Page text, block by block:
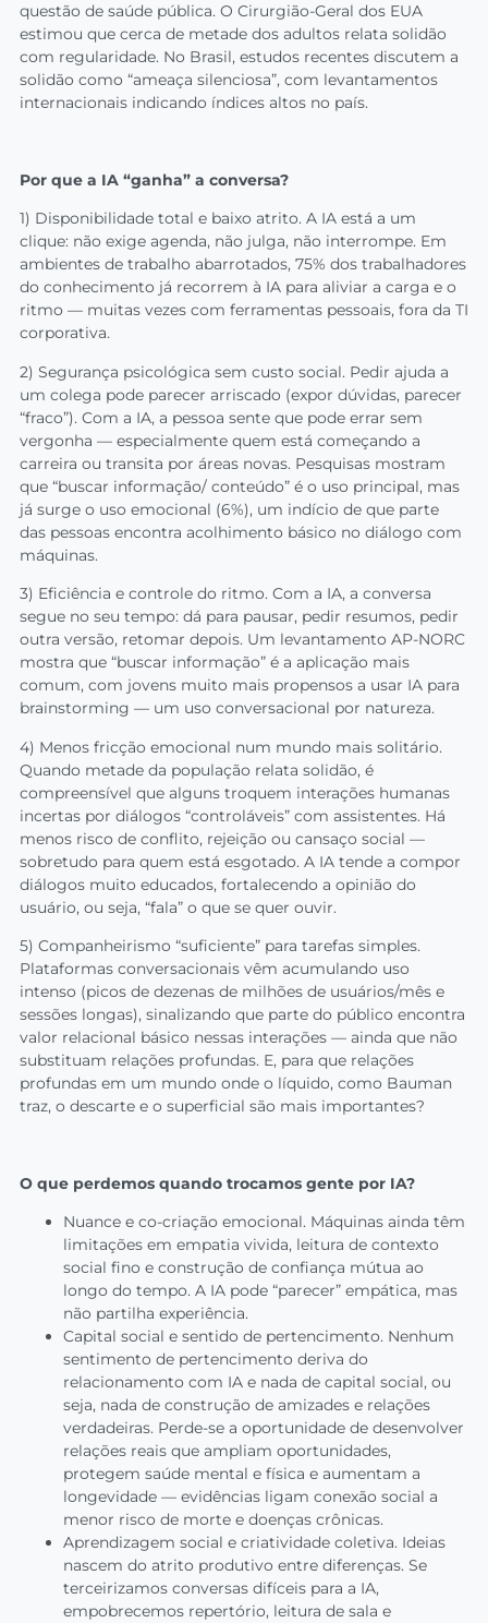
questão de saúde pública. O Cirurgião-Geral dos EUA
estimou que cerca de metade dos adultos relata solidão
com regularidade. No Brasil, estudos recentes discutem a
solidão como “ameaça silenciosa”, com levantamentos
internacionais indicando índices altos no país.
Por que a IA “ganha” a conversa?
1) Disponibilidade total e baixo atrito. A IA está a um
clique: não exige agenda, não julga, não interrompe. Em
ambientes de trabalho abarrotados, 75% dos trabalhadores
do conhecimento já recorrem à IA para aliviar a carga e o
ritmo — muitas vezes com ferramentas pessoais, fora da TI
corporativa.
2) Segurança psicológica sem custo social. Pedir ajuda a
um colega pode parecer arriscado (expor dúvidas, parecer
“fraco”). Com a IA, a pessoa sente que pode errar sem
vergonha — especialmente quem está começando a
carreira ou transita por áreas novas. Pesquisas mostram
que “buscar informação/ conteúdo” é o uso principal, mas
já surge o uso emocional (6%), um indício de que parte
das pessoas encontra acolhimento básico no diálogo com
máquinas.
3) Eficiência e controle do ritmo. Com a IA, a conversa
segue no seu tempo: dá para pausar, pedir resumos, pedir
outra versão, retomar depois. Um levantamento AP-NORC
mostra que “buscar informação” é a aplicação mais
comum, com jovens muito mais propensos a usar IA para
brainstorming — um uso conversacional por natureza.
4) Menos fricção emocional num mundo mais solitário.
Quando metade da população relata solidão, é
compreensível que alguns troquem interações humanas
incertas por diálogos “controláveis” com assistentes. Há
menos risco de conflito, rejeição ou cansaço social —
sobretudo para quem está esgotado. A IA tende a compor
diálogos muito educados, fortalecendo a opinião do
usuário, ou seja, “fala” o que se quer ouvir.
5) Companheirismo “suficiente” para tarefas simples.
Plataformas conversacionais vêm acumulando uso
intenso (picos de dezenas de milhões de usuários/mês e
sessões longas), sinalizando que parte do público encontra
valor relacional básico nessas interações — ainda que não
substituam relações profundas. E, para que relações
profundas em um mundo onde o líquido, como Bauman
traz, o descarte e o superficial são mais importantes?
O que perdemos quando trocamos gente por IA?
Nuance e co-criação emocional. Máquinas ainda têm
limitações em empatia vivida, leitura de contexto
social fino e construção de confiança mútua ao
longo do tempo. A IA pode “parecer” empática, mas
não partilha experiência.
Capital social e sentido de pertencimento. Nenhum
sentimento de pertencimento deriva do
relacionamento com IA e nada de capital social, ou
seja, nada de construção de amizades e relações
verdadeiras. Perde-se a oportunidade de desenvolver
relações reais que ampliam oportunidades,
protegem saúde mental e física e aumentam a
longevidade — evidências ligam conexão social a
menor risco de morte e doenças crônicas.
Aprendizagem social e criatividade coletiva. Ideias
nascem do atrito produtivo entre diferenças. Se
terceirizamos conversas difíceis para a IA,
empobrecemos repertório, leitura de sala e